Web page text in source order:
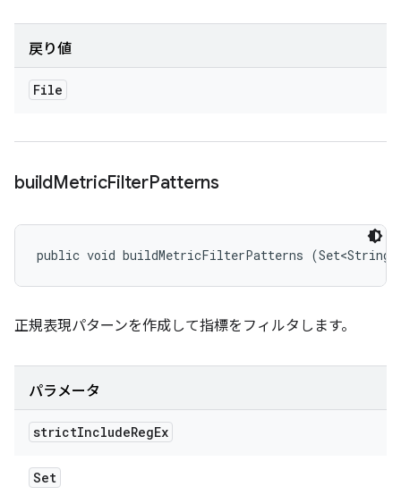
戻り値
File
buildMetricFilterPatterns
public void buildMetricFilterPatterns (Set<String>
正規表現パターンを作成して指標をフィルタします。
パラメータ
strictIncludeRegEx
Set